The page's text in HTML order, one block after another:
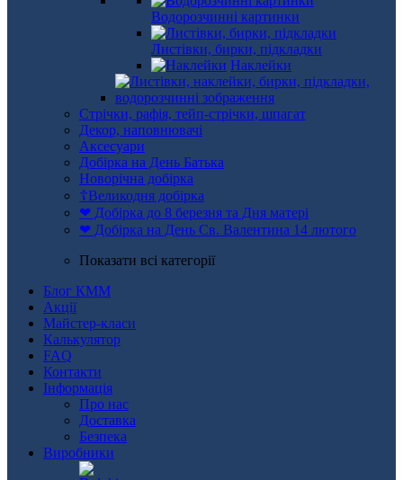
Водорозчинні картинки
Листівки, бирки, підкладки
Наклейки
Стрічки, рафія, тейп-стрічки, шпагат
Декор, наповнювачі
Аксесуари
Добірка на День Батька
Новорічна добірка
☦Великодня добірка
❤ Добірка до 8 березня та Дня матері
❤ Добірка на День Св. Валентина 14 лютого
Показати всі категорії
Блог КММ
Акції
Майстер-класи
Калькулятор
FAQ
Контакти
Інформація
Про нас
Доставка
Безпека
Виробники